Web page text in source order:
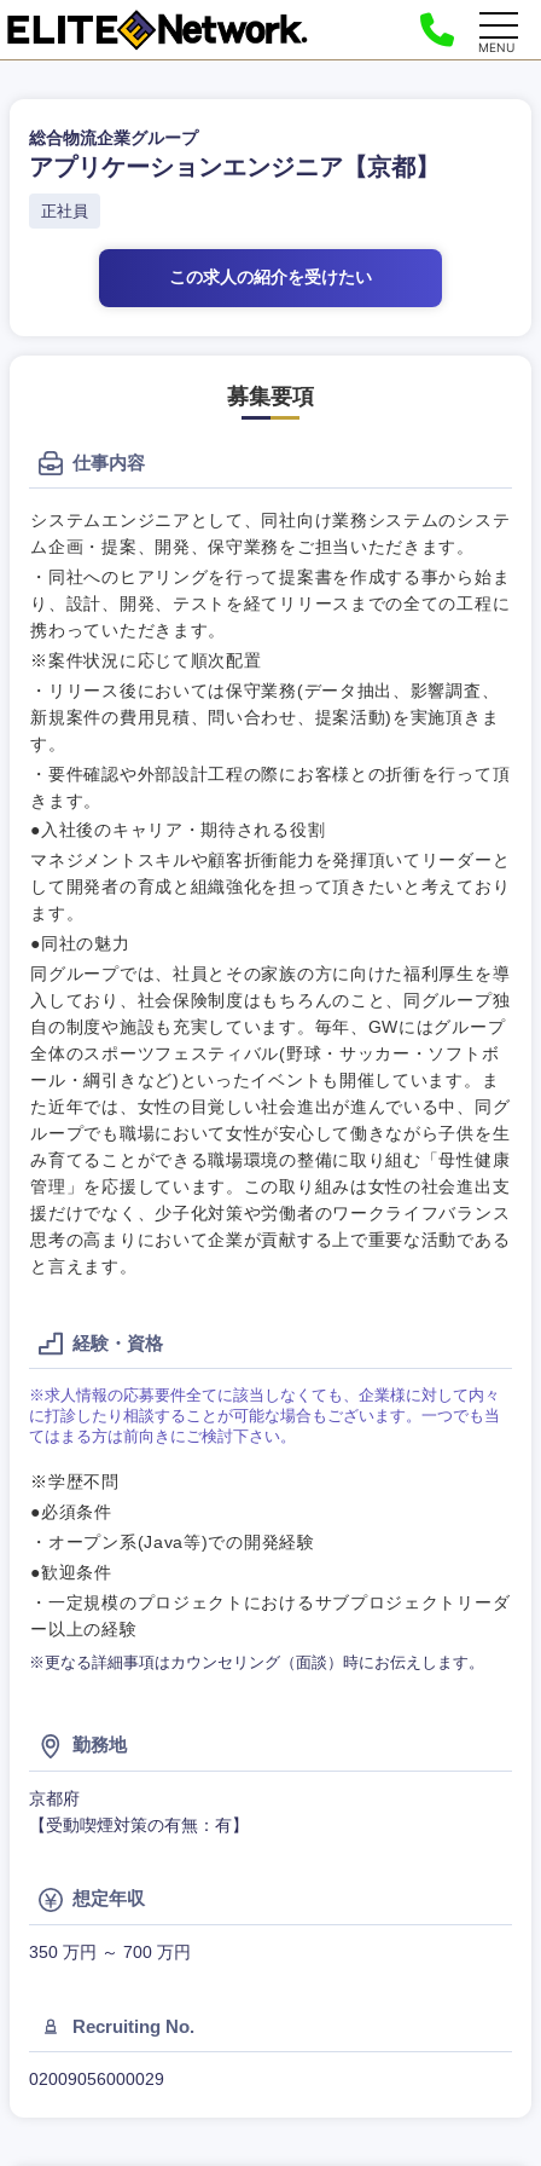
MENU
総合物流企業グループ
アプリケーションエンジニア【京都】
正社員
この求人の紹介を受けたい
募集要項
仕事内容
システムエンジニアとして、同社向け業務システムのシステ
ム企画・提案、開発、保守業務をご担当いただきます。
・同社へのヒアリングを行って提案書を作成する事から始ま
り、設計、開発、テストを経てリリースまでの全ての工程に
携わっていただきます。
※案件状況に応じて順次配置
・リリース後においては保守業務(データ抽出、影響調査、
新規案件の費用見積、問い合わせ、提案活動)を実施頂きま
す。
・要件確認や外部設計工程の際にお客様との折衝を行って頂
きます。
●入社後のキャリア・期待される役割
マネジメントスキルや顧客折衝能力を発揮頂いてリーダーと
して開発者の育成と組織強化を担って頂きたいと考えており
ます。
●同社の魅力
同グループでは、社員とその家族の方に向けた福利厚生を導
入しており、社会保険制度はもちろんのこと、同グループ独
自の制度や施設も充実しています。毎年、GWにはグループ
全体のスポーツフェスティバル(野球・サッカー・ソフトボ
ール・綱引きなど)といったイベントも開催しています。ま
た近年では、女性の目覚しい社会進出が進んでいる中、同グ
ループでも職場において女性が安心して働きながら子供を生
み育てることができる職場環境の整備に取り組む「母性健康
管理」を応援しています。この取り組みは女性の社会進出支
援だけでなく、少子化対策や労働者のワークライフバランス
思考の高まりにおいて企業が貢献する上で重要な活動である
と言えます。
経験・資格
※求人情報の応募要件全てに該当しなくても、企業様に対して内々
に打診したり相談することが可能な場合もございます。一つでも当
てはまる方は前向きにご検討下さい。
※学歴不問
●必須条件
・オープン系(Java等)での開発経験
●歓迎条件
・一定規模のプロジェクトにおけるサブプロジェクトリーダ
ー以上の経験
※更なる詳細事項はカウンセリング（面談）時にお伝えします。
勤務地
京都府
【受動喫煙対策の有無：有】
想定年収
350 万円 ～ 700 万円
Recruiting No.
02009056000029
ご希望の職種を選択してください
経営企
画・事業
企画
経営ボー
ド
管理
人事
マーケテ
ィング
営業
サービス
クリエイ
ティブ
コンサル
タント
専門職
技術職
（IT）、
Webサー
ビス・制
作、ゲー
ム
技術職
（モノづ
金融専門
職
メディカ
不動産専
門職
工管理
事務職
すべての経営企画・事業企
画
事業企画・事業開発
事業管理
M&A・事業投資
経営企画
政策渉外
その他企画業務
ご希望の職種を選択してください
経営企画・事業企画
管理
SCM
マーケティング
営業
サービス
クリエイティブ
コンサルタント
専門職
技術職（IT）、Webサービス・制作、ゲーム
技術職（モノづくり）
メディカル
不動産専門職
建設・施工管理
その他
ご希望の業界を選択してください
自動車・機械・船舶
電気・電子・半導体
素材・化学・金属
食品・化粧品・アパレル・消費財
メディカル・ヘルスケア・ライフサイエンス
金融
建設・不動産
倉庫・運輸・物流
小売・通販・外食
IT・通信
WEBサービス
コンサル・シンクタンク
エンターテイメント
法律・特許事務所・監査法人
サービス
ご希望の勤務地を選択してください
北海道・東北地方
宮城県 山形県
福島県
関東地方
茨城県
千葉県
神奈川県
ご希望条件を入力ください
希望年収
20代 30代
40代
フリーワード
こだわり条件を入力ください
急募 第二新卒
上場企業
スタートアップ企
業
外資系企業
転勤なし
フルリモート
年間休日120日以